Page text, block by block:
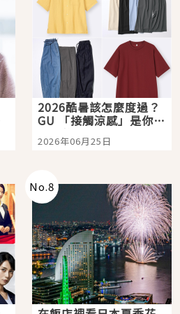
2026酷暑該怎麼度過？
GU 「接觸涼感」是你的
夏日救星
2026年06月25日
No.8